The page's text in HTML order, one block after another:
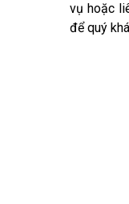
vụ hoặc
để quý